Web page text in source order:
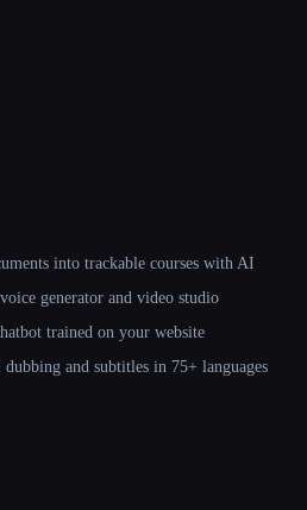
into trackable courses with AI
generator and video studio
trained on your website
and subtitles in 75+ languages